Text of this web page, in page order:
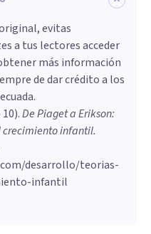
evitas
a tus lectores acceder
más información
de dar crédito a los
).De Piaget a Erikson:
crecimiento infantil.
desarrollo/teorias-
infantil